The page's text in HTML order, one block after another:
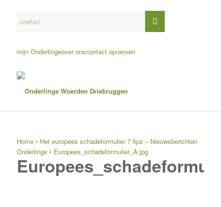
mijn Onderlingeover onscontact opnemen
Home• Het europees schadeformulier 7 tips – Nieuwsberichten
Onderlinge• Europees_schadeformulier_A.jpg